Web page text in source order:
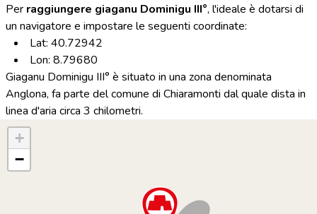
Per raggiungere giaganu Dominigu III°, l'ideale è dotarsi di
un navigatore e impostare le seguenti coordinate:
Lat: 40.72942
Lon: 8.79680
Giaganu Dominigu III° è situato in una zona denominata
Anglona, fa parte del comune di Chiaramonti dal quale dista in
linea d'aria circa 3 chilometri.
+
−